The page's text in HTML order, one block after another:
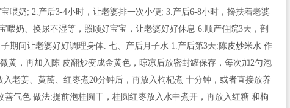
喂奶; 2.产后3-4小时，让老婆排一次小便; 3.产后6-8小时，搀扶着老婆
奶、换尿不湿等，照顾好宝宝，让老婆好好休息 6.顺产住院3天，剖
期间让老婆好好调理身体. 七、产后月子水 1.产后第3天:陈皮炒米水 作
黄，再加入陈 皮翻炒变成金黄色，晾凉后放密封罐保存，每次加2勺泡
老姜、黄芪、红枣煮20分钟后，再放入枸杞煮 十分钟，或者直接放养
气色 做法:提前泡桂圆干，桂圆红枣放入水中煮开，再放入红糖 和枸